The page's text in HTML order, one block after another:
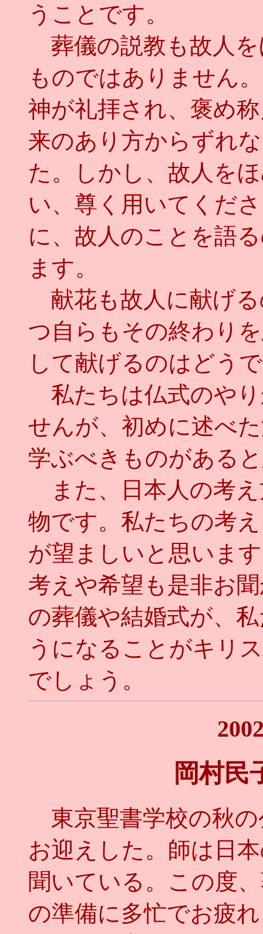
うことです。
葬儀の説教も故人
ものではありません
神が礼拝され、褒め
来のあり方からずれ
た。しかし、故人を
い、尊く用いてくだ
に、故人のことを語
ます。
献花も故人に献げ
つ自らもその終わり
して献げるのはどう
私たちは仏式のや
せんが、初めに述べ
学ぶべきものがある
また、日本人の考
物です。私たちの考
が望ましいと思いま
考えや希望も是非お
の葬儀や結婚式が、
うになることがキリ
でしょう。
岡村民
東京聖書学校の秋の
お迎えした。師は日
聞いている。この度
の準備に多忙でお疲